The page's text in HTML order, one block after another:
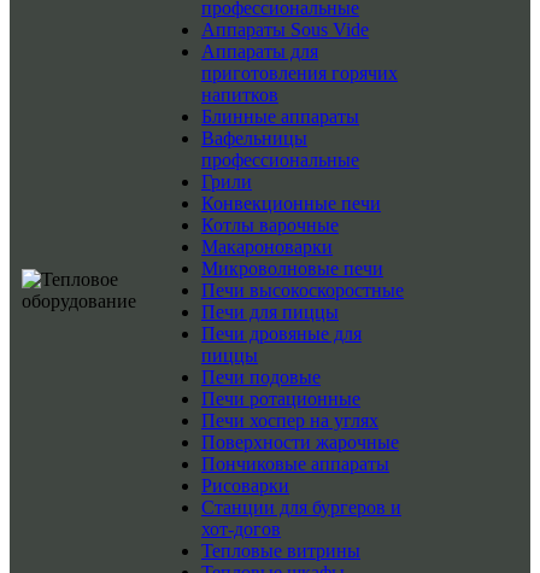
профессиональные
Аппараты Sous Vide
Аппараты для
приготовления горячих
напитков
Блинные аппараты
Вафельницы
профессиональные
Грили
Конвекционные печи
Котлы варочные
Макароноварки
Микроволновые печи
Печи высокоскоростные
Печи для пиццы
Печи дровяные для
пиццы
Печи подовые
Печи ротационные
Печи хоспер на углях
Поверхности жарочные
Пончиковые аппараты
Рисоварки
Станции для бургеров и
хот-догов
Тепловые витрины